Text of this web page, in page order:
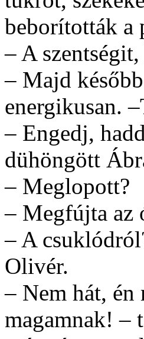
beborították a
– A
– Majd
energikusan.
– Engedj,
dühöngött
– Meglopott?
– Megfújta az
– A
Olivér.
– Nem hát,
magamnak! –